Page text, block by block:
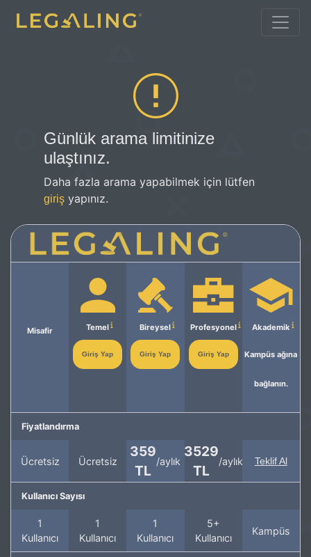
Günlük arama limitinize
ulaştınız.
Daha fazla arama yapabilmek için lütfen
giriş yapınız.
Misafir Temel
Giriş Yap
Bireysel
Giriş Yap
Profesyonel
Giriş Yap
Akademik
Kampüs ağına
bağlanın.
Fiyatlandırma
Ücretsiz Ücretsiz
359
TL
/aylık
3529
TL
/aylık Teklif Al
Kullanıcı Sayısı
1
Kullanıcı
1
Kullanıcı
1
Kullanıcı
5+
Kullanıcı
Kampüs